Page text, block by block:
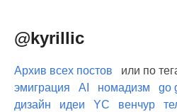
@kyrillic
Архив всех постов или по
эмиграция
AI номадизм go
дизайн
идеи YC венчур